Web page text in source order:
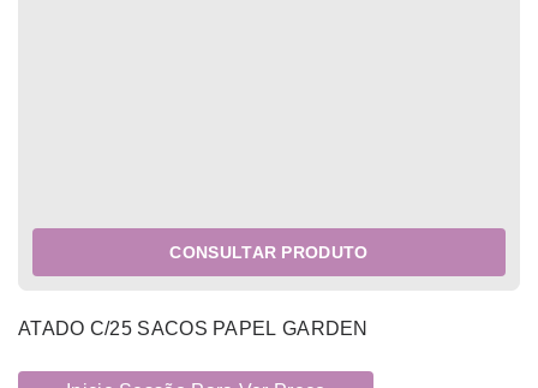
CONSULTAR PRODUTO
ATADO C/25 SACOS PAPEL GARDEN